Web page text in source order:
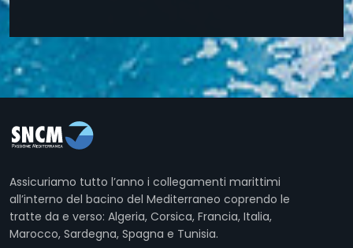
Assicuriamo tutto l’anno i collegamenti marittimi
all’interno del bacino del Mediterraneo coprendo le
tratte da e verso: Algeria, Corsica, Francia, Italia,
Marocco, Sardegna, Spagna e Tunisia.